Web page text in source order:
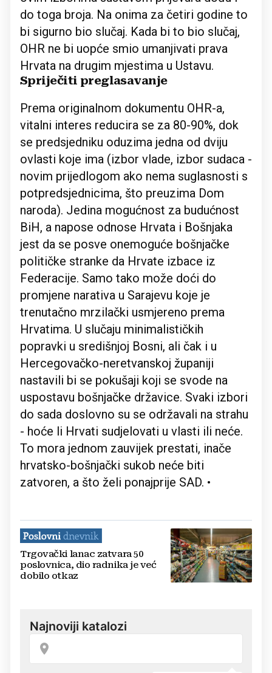
do toga broja. Na onima za četiri godine to
bi sigurno bio slučaj. Kada bi to bio slučaj,
OHR ne bi uopće smio umanjivati prava
Hrvata na drugim mjestima u Ustavu.
Spriječiti preglasavanje
Prema originalnom dokumentu OHR-a,
vitalni interes reducira se za 80-90%, dok
se predsjedniku oduzima jedna od dviju
ovlasti koje ima (izbor vlade, izbor sudaca -
novim prijedlogom ako nema suglasnosti s
potpredsjednicima, što preuzima Dom
naroda). Jedina mogućnost za budućnost
BiH, a napose odnose Hrvata i Bošnjaka
jest da se posve onemoguće bošnjačke
političke stranke da Hrvate izbace iz
Federacije. Samo tako može doći do
promjene narativa u Sarajevu koje je
trenutačno mrzilački usmjereno prema
Hrvatima. U slučaju minimalističkih
popravki u središnjoj Bosni, ali čak i u
Hercegovačko-neretvanskoj županiji
nastavili bi se pokušaji koji se svode na
uspostavu bošnjačke državice. Svaki izbori
do sada doslovno su se održavali na strahu
- hoće li Hrvati sudjelovati u vlasti ili neće.
To mora jednom zauvijek prestati, inače
hrvatsko-bošnjački sukob neće biti
zatvoren, a što želi ponajprije SAD. •
Trgovački lanac zatvara 50
poslovnica, dio radnika je već
dobilo otkaz